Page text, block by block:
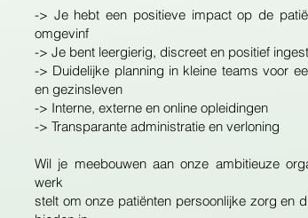
-> Je hebt een positieve impact op de
omgevinf
-> Je bent leergierig, discreet en positief
-> Duidelijke planning in kleine teams voor
en gezinsleven
-> Interne, externe en online opleidingen
-> Transparante administratie en verloning
Wil je meebouwen aan onze ambitieuze
werk
stelt om onze patiënten persoonlijke zorg en